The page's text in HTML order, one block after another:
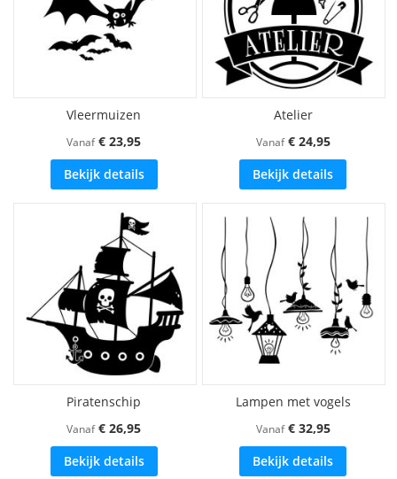
Vleermuizen
Vanaf € 23,95
Bekijk details
Atelier
Vanaf € 24,95
Bekijk details
Piratenschip
Vanaf € 26,95
Bekijk details
Lampen met vogels
Vanaf € 32,95
Bekijk details